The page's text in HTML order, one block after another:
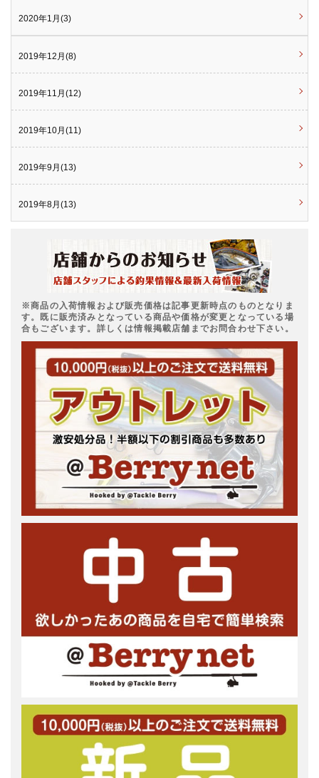
2020年1月(3)
2019年12月(8)
2019年11月(12)
2019年10月(11)
2019年9月(13)
2019年8月(13)
※商品の入荷情報および販売価格は記事更新時点のものとなりま
す。既に販売済みとなっている商品や価格が変更となっている場
合もございます。詳しくは情報掲載店舗までお問合わせ下さい。